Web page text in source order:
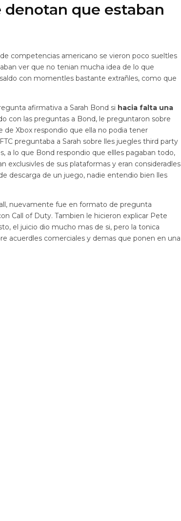
que estaban
competencias americano se vieron poco sueltles
ver que no tenian mucha idea de lo que
con momentles bastante extrañles, como que
afirmativa a Sarah Bond si hacia falta una
con las preguntas a Bond, le preguntaron sobre
de Xbox respondio que ella no podia tener
preguntaba a Sarah sobre lles juegles third party
a lo que Bond respondio que ellles pagaban todo,
exclusivles de sus plataformas y eran consideradles
descarga de un juego, nadie entendio bien lles
nuevamente fue en formato de pregunta
Call of Duty. Tambien le hicieron explicar Pete
el juicio dio mucho mas de si, pero la tonica
acuerdles comerciales y demas que ponen en una